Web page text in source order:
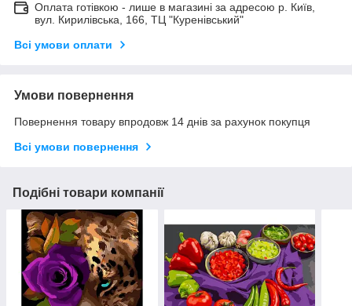
Оплата готівкою - лише в магазині за адресою р. Київ,
вул. Кирилівська, 166, ТЦ "Куренівський"
Всі умови оплати
Умови повернення
Повернення товару впродовж 14 днів за рахунок покупця
Всі умови повернення
Подібні товари компанії